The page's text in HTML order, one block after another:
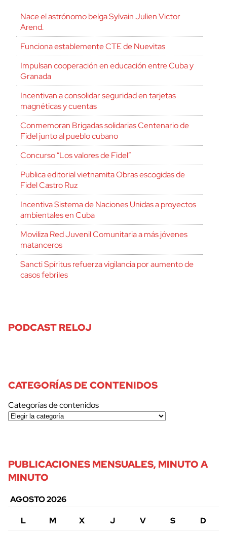
Nace el astrónomo belga Sylvain Julien Victor
Arend.
Funciona establemente CTE de Nuevitas
Impulsan cooperación en educación entre Cuba y
Granada
Incentivan a consolidar seguridad en tarjetas
magnéticas y cuentas
Conmemoran Brigadas solidarias Centenario de
Fidel junto al pueblo cubano
Concurso “Los valores de Fidel”
Publica editorial vietnamita Obras escogidas de
Fidel Castro Ruz
Incentiva Sistema de Naciones Unidas a proyectos
ambientales en Cuba
Moviliza Red Juvenil Comunitaria a más jóvenes
matanceros
Sancti Spíritus refuerza vigilancia por aumento de
casos febriles
PODCAST RELOJ
CATEGORÍAS DE CONTENIDOS
Categorías de contenidos
PUBLICACIONES MENSUALES, MINUTO A
MINUTO
AGOSTO 2026
L
M X J V S
D